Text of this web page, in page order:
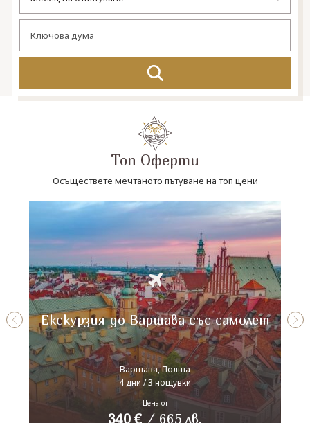
Топ Оферти
Осъществете мечтаното пътуване на топ цени
Екскурзия до Варшава със самолет
Варшава, Полша
4 дни / 3 нощувки
Цена от
340 € / 665 лв.